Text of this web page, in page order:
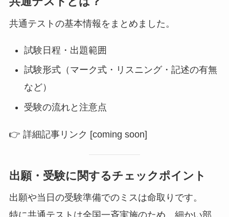
共通テストの基本情報をまとめました。
試験日程・出題範囲
試験形式（マーク式・リスニング・記述の有無
など）
受験の流れと注意点
👉 詳細記事リンク [coming soon]
出願・受験に関するチェックポイント
出願や当日の受験準備でのミスは命取りです。